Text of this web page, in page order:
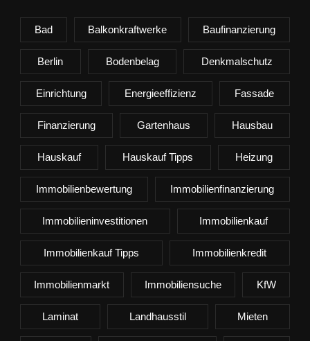
Bad Balkonkraftwerke Baufinanzierung
Berlin Bodenbelag Denkmalschutz
Einrichtung Energieeffizienz Fassade
Finanzierung Gartenhaus Hausbau
Hauskauf Hauskauf Tipps Heizung
Immobilienbewertung Immobilienfinanzierung
Immobilieninvestitionen Immobilienkauf
Immobilienkauf Tipps Immobilienkredit
Immobilienmarkt Immobiliensuche KfW
Laminat Landhausstil Mieten